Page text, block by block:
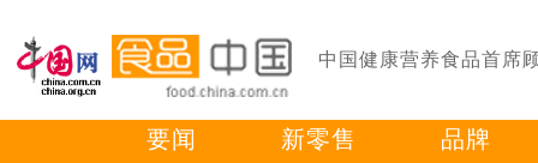
中国健康营养食品首席
要闻 新零售 品牌